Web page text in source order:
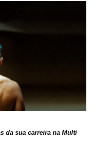
da sua carreira na Multi